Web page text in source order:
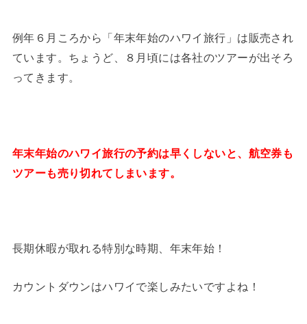
例年６月ころから「年末年始のハワイ旅行」は販売され
ています。ちょうど、８月頃には各社のツアーが出そろ
ってきます。
年末年始のハワイ旅行の予約は早くしないと、航空券も
ツアーも売り切れてしまいます。
長期休暇が取れる特別な時期、年末年始！
カウントダウンはハワイで楽しみたいですよね！